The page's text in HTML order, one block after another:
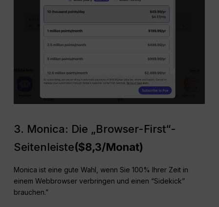
3. Monica: Die „Browser-First“-
Seitenleiste($8,3/Monat)
Monica ist eine gute Wahl, wenn Sie 100% Ihrer Zeit in
einem Webbrowser verbringen und einen “Sidekick”
brauchen.”